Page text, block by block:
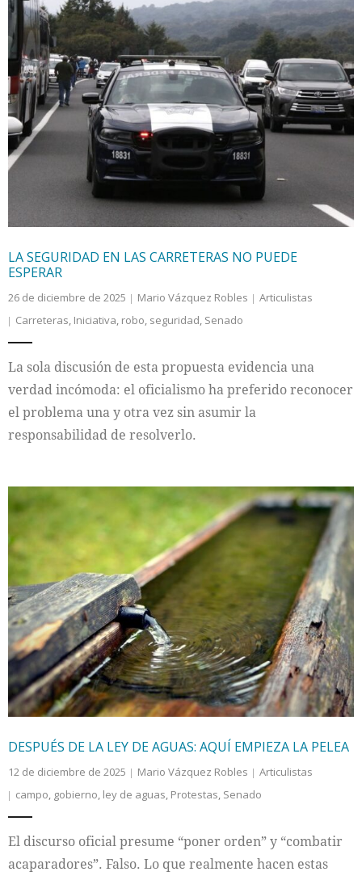
LA SEGURIDAD EN LAS CARRETERAS NO PUEDE
ESPERAR
26 de diciembre de 2025 Mario Vázquez Robles
Articulistas
Carreteras, Iniciativa, robo, seguridad, Senado
La sola discusión de esta propuesta evidencia una
verdad incómoda: el oficialismo ha preferido reconocer
el problema una y otra vez sin asumir la
responsabilidad de resolverlo.
DESPUÉS DE LA LEY DE AGUAS: AQUÍ EMPIEZA LA PELEA
12 de diciembre de 2025 Mario Vázquez Robles
Articulistas
campo, gobierno, ley de aguas, Protestas, Senado
El discurso oficial presume “poner orden” y “combatir
acaparadores”. Falso. Lo que realmente hacen estas